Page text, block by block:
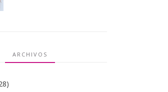
ARCHIVOS